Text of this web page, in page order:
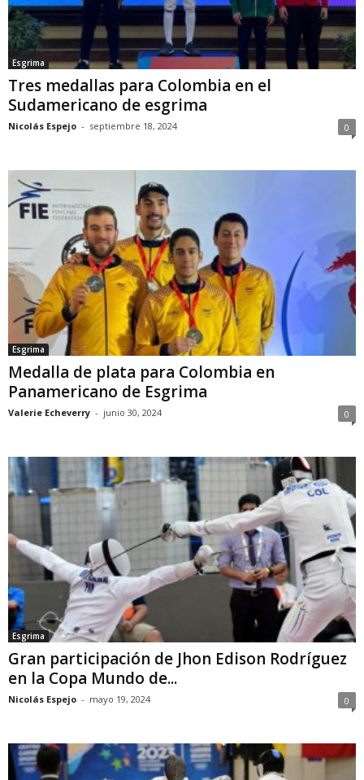
Esgrima
Tres medallas para Colombia en el
Sudamericano de esgrima
Nicolás Espejo - septiembre 18, 2024 0
Esgrima
Medalla de plata para Colombia en
Panamericano de Esgrima
Valerie Echeverry - junio 30, 2024 0
Esgrima
Gran participación de Jhon Edison Rodríguez
en la Copa Mundo de...
Nicolás Espejo - mayo 19, 2024 0